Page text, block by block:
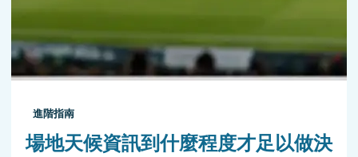
進階指南
場地天候資訊到什麼程度才足以做決